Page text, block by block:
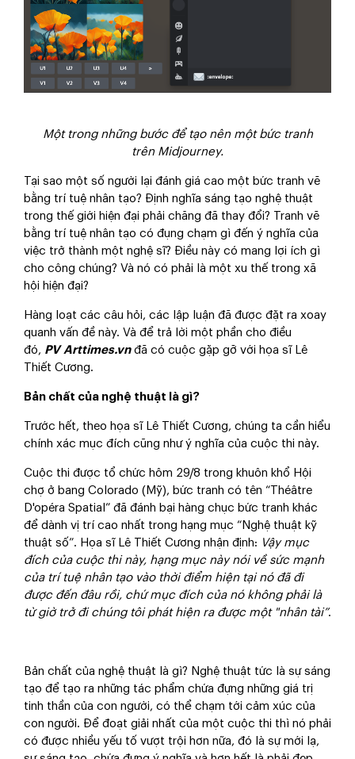
Một trong những bước để tạo nên một bức tranh
trên Midjourney.
Tại sao một số người lại đánh giá cao một bức tranh vẽ
bằng trí tuệ nhân tạo? Định nghĩa sáng tạo nghệ thuật
trong thế giới hiện đại phải chăng đã thay đổi? Tranh vẽ
bằng trí tuệ nhân tạo có đụng chạm gì đến ý nghĩa của
việc trở thành một nghệ sĩ? Điều này có mang lợi ích gì
cho công chúng? Và nó có phải là một xu thế trong xã
hội hiện đại?
Hàng loạt các câu hỏi, các lập luận đã được đặt ra xoay
quanh vấn đề này. Và để trả lời một phần cho điều
đó, PV Arttimes.vnđã có cuộc gặp gỡ với họa sĩ Lê
Thiết Cương.
Bản chất của nghệ thuật là gì?
Trước hết, theo họa sĩ Lê Thiết Cương, chúng ta cần hiểu
chính xác mục đích cũng như ý nghĩa của cuộc thi này.
Cuộc thi được tổ chức hôm 29/8 trong khuôn khổ Hội
chợ ở bang Colorado (Mỹ), bức tranh có tên “Théâtre
D'opéra Spatial” đã đánh bại hàng chục bức tranh khác
để dành vị trí cao nhất trong hạng mục “Nghệ thuật kỹ
thuật số”. Họa sĩ Lê Thiết Cương nhận định: Vậy mục
đích của cuộc thi này, hạng mục này nói về sức mạnh
của trí tuệ nhân tạo vào thời điểm hiện tại nó đã đi
được đến đâu rồi, chứ mục đích của nó không phải là
từ giờ trở đi chúng tôi phát hiện ra được một "nhân tài”.
Bản chất của nghệ thuật là gì? Nghệ thuật tức là sự sáng
tạo để tạo ra những tác phẩm chứa đựng những giá trị
tinh thần của con người, có thể chạm tới cảm xúc của
con người. Để đoạt giải nhất của một cuộc thi thì nó phải
có được nhiều yếu tố vượt trội hơn nữa, đó là sự mới lạ,